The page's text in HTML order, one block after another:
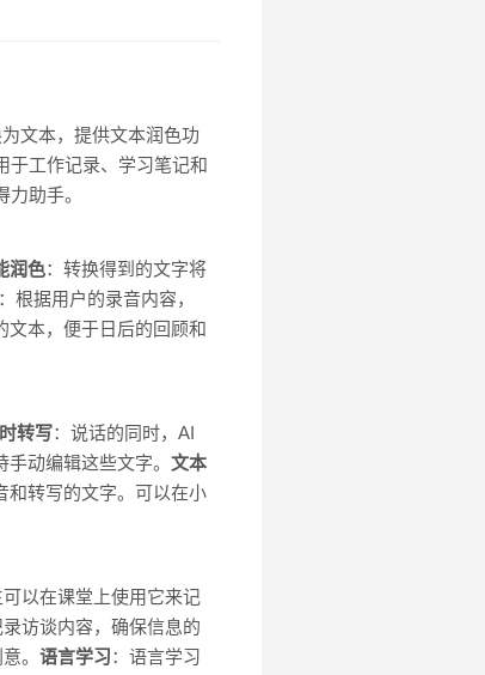
文本，提供文本润色功
于工作记录、学习笔记和
助手。
润色：转换得到的文字将
：根据用户的录音内容，
文本，便于日后的回顾和
转写：说话的同时，AI
动编辑这些文字。 文本
和转写的文字。可以在小
可以在课堂上使用它来记
访谈内容，确保信息的
。 语言学习：语言学习